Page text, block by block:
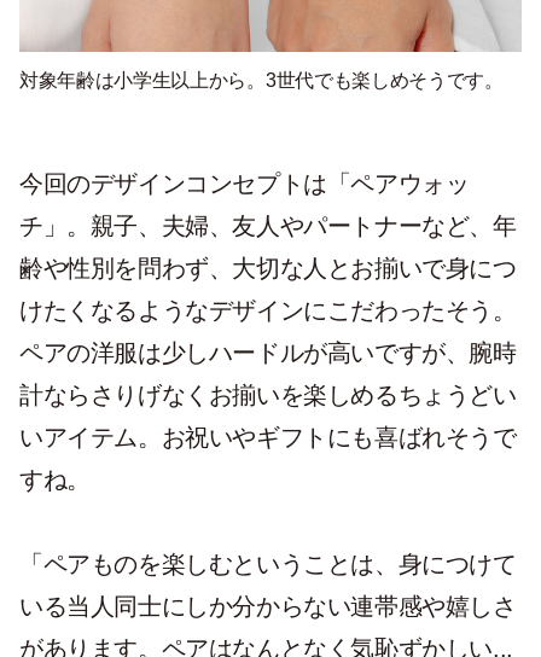
対象年齢は小学生以上から。3世代でも楽しめそうです。
今回のデザインコンセプトは「ペアウォッ
チ」。親子、夫婦、友人やパートナーなど、年
齢や性別を問わず、大切な人とお揃いで身につ
けたくなるようなデザインにこだわったそう。
ペアの洋服は少しハードルが高いですが、腕時
計ならさりげなくお揃いを楽しめるちょうどい
いアイテム。お祝いやギフトにも喜ばれそうで
すね。
「ペアものを楽しむということは、身につけて
いる当人同士にしか分からない連帯感や嬉しさ
があります。ペアはなんとなく気恥ずかしい...